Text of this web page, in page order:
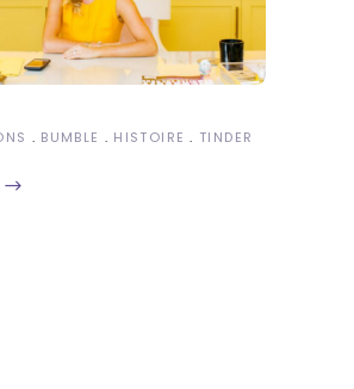
BUMBLE HISTOIRE TINDER